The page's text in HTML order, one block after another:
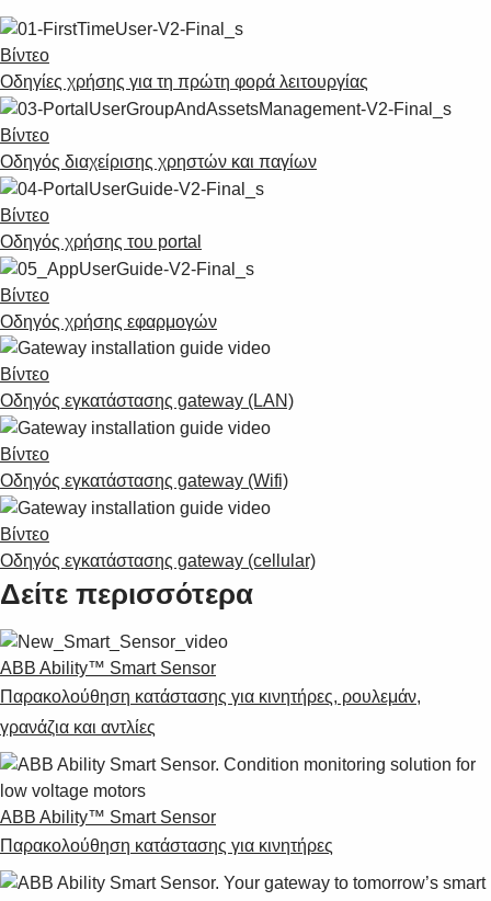
Βίντεο
Οδηγίες χρήσης για τη πρώτη φορά λειτουργίας
Βίντεο
Οδηγός διαχείρισης χρηστών και παγίων
Βίντεο
Οδηγός χρήσης του portal
Βίντεο
Οδηγός χρήσης εφαρμογών
Βίντεο
Οδηγός εγκατάστασης gateway (LAN)
Βίντεο
Οδηγός εγκατάστασης gateway (Wifi)
Βίντεο
Οδηγός εγκατάστασης gateway (cellular)
Δείτε περισσότερα
ABB Ability™ Smart Sensor
Παρακολούθηση κατάστασης για κινητήρες, ρουλεμάν,
γρανάζια και αντλίες
ABB Ability™ Smart Sensor
Παρακολούθηση κατάστασης για κινητήρες